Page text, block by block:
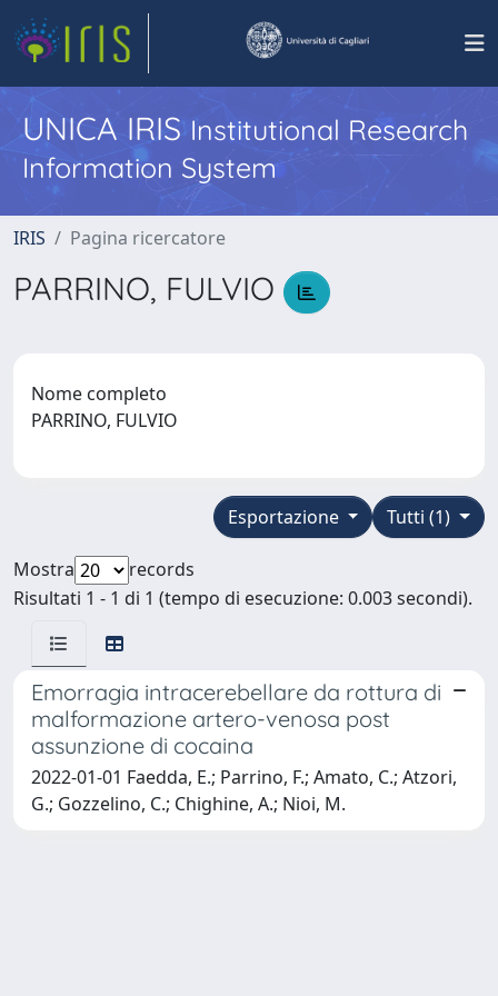
UNICA IRISInstitutional Research
Information System
IRIS Pagina ricercatore
PARRINO, FULVIO
Nome completo
PARRINO, FULVIO
Tutti (1)
Esportazione
Mostra
records
Risultati 1 - 1 di 1 (tempo di esecuzione: 0.003 secondi).
Emorragia intracerebellare da rottura di
malformazione artero-venosa post
assunzione di cocaina
2022-01-01 Faedda, E.; Parrino, F.; Amato, C.; Atzori,
G.; Gozzelino, C.; Chighine, A.; Nioi, M.